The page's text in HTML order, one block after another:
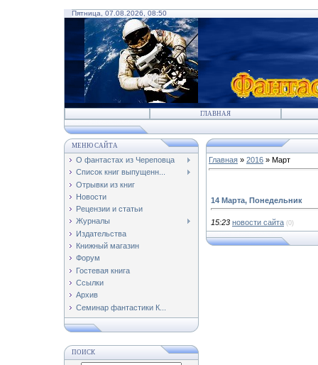
Пятница, 07.08.2026, 08:50
ГЛАВНАЯ
МЕНЮ САЙТА
О фантастах из Череповца
Список книг выпущенн...
Отрывки из книг
Новости
Рецензии и статьи
Журналы
Издательства
Книжный магазин
Форум
Гостевая книга
Ссылки
Архив
Семинар фантастики К...
ПОИСК
Главная » 2016 » Март
14 Марта, Понедельник
15:23 новости сайта (0)